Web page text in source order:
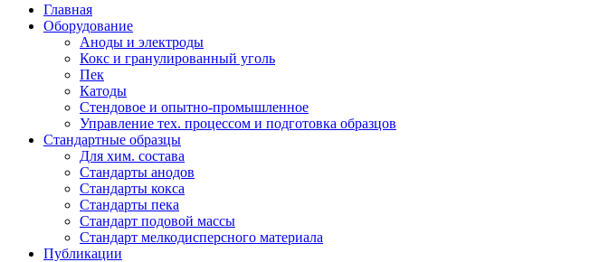
Главная
Оборудование
Аноды и электроды
Кокс и гранулированный уголь
Пек
Катоды
Стендовое и опытно-промышленное
Управление тех. процессом и подготовка образцов
Стандартные образцы
Для хим. состава
Стандарты анодов
Стандарты кокса
Стандарты пека
Стандарт подовой массы
Стандарт мелкодисперсного материала
Публикации